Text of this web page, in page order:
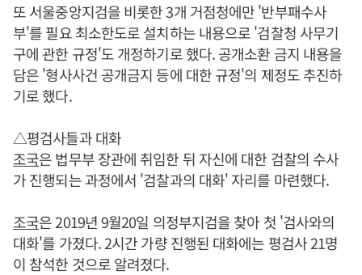
또 서울중앙지검을 비롯한 3개 거점청에만 '반부패수사
부'를 필요 최소한도로 설치하는 내용으로 '검찰청 사무기
구에 관한 규정'도 개정하기로 했다. 공개소환 금지 내용을
담은 '형사사건 공개금지 등에 대한 규정'의 제정도 추진하
기로 했다.
△평검사들과 대화
조국은 법무부 장관에 취임한 뒤 자신에 대한 검찰의 수사
가 진행되는 과정에서 '검찰과의 대화' 자리를 마련했다.
조국은 2019년 9월20일 의정부지검을 찾아 첫 '검사와의
대화'를 가졌다. 2시간 가량 진행된 대화에는 평검사 21명
이 참석한 것으로 알려졌다.